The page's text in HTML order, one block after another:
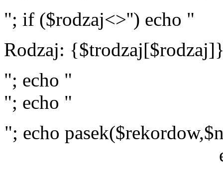
"; if ($rodzaj<>'') echo "
Rodzaj:
"; echo "
"; echo "
"; echo